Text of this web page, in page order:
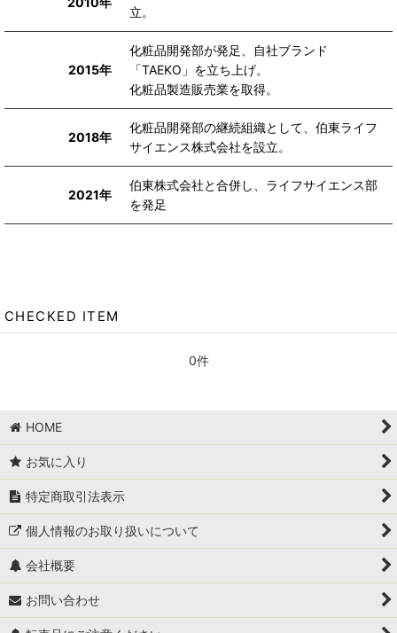
立。
2015年
化粧品開発部が発足、自社ブランド
「TAEKO」を立ち上げ。
化粧品製造販売業を取得。
2018年
化粧品開発部の継続組織として、伯東ライフ
サイエンス株式会社を設立。
2021年
伯東株式会社と合併し、ライフサイエンス部
を発足
CHECKED ITEM
0件
HOME
お気に入り
特定商取引法表示
個人情報のお取り扱いについて
会社概要
お問い合わせ